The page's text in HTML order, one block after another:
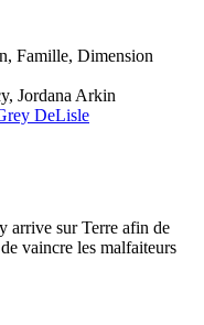
Famille, Dimension
Jordana Arkin
DeLisle
arrive sur Terre afin de
vaincre les malfaiteurs